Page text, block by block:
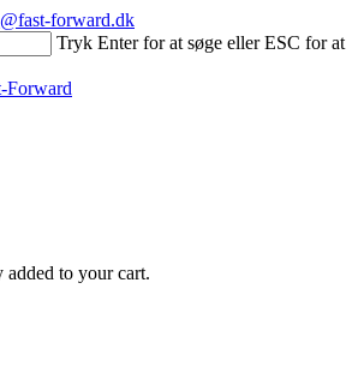
forward.dk
Tryk Enter for at søge eller ESC for at
added to your cart.